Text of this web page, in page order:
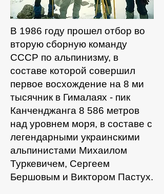
В 1986 году прошел отбор во
вторую сборную команду
СССР по альпинизму, в
составе которой совершил
первое восхождение на 8 ми
тысячник в Гималаях - пик
Канченджанга 8 586 метров
над уровнем моря, в составе с
легендарными украинскими
альпинистами Михаилом
Туркевичем, Сергеем
Бершовым и Виктором Пастух.